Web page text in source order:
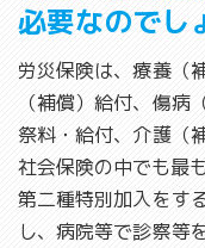
必要なのでし
労災保険は、療養（
（補償）給付、傷
祭料・給付、介護（
社会保険の中でも最
第二種特別加入をす
し、病院等で診察等